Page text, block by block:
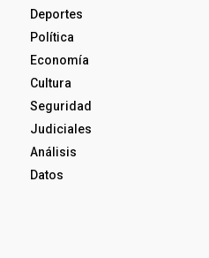
Deportes
Política
Economía
Cultura
Seguridad
Judiciales
Análisis
Datos